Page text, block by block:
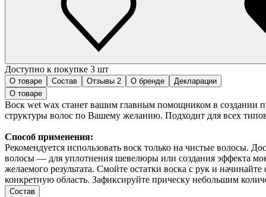
Доступно к покупке 3 шт
О товаре Состав Отзывы 2 О бренде
Декларации
О товаре
Воск wet wax станет вашим главным помощником в создании
структуры волос по Вашему желанию. Подходит для всех
Способ применения:
Рекомендуется использовать воск только на чистые волосы.
волосы — для уплотнения шевелюры или создания эффекта
желаемого результата. Смойте остатки воска с рук и
конкретную область. Зафиксируйте прическу небольшим
Состав